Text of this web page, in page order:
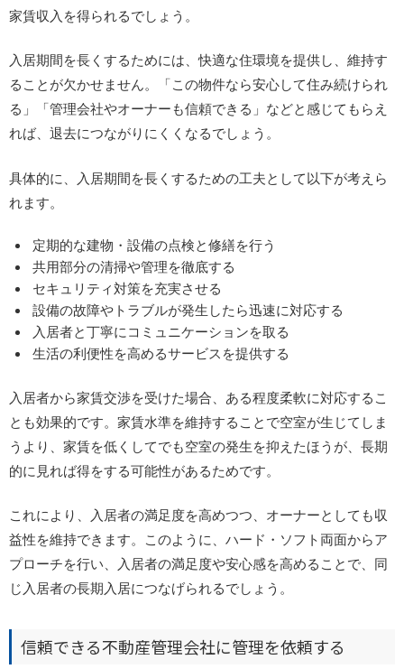
家賃収入を得られるでしょう。
入居期間を長くするためには、快適な住環境を提供し、維持す
ることが欠かせません。「この物件なら安心して住み続けられ
る」「管理会社やオーナーも信頼できる」などと感じてもらえ
れば、退去につながりにくくなるでしょう。
具体的に、入居期間を長くするための工夫として以下が考えら
れます。
定期的な建物・設備の点検と修繕を行う
共用部分の清掃や管理を徹底する
セキュリティ対策を充実させる
設備の故障やトラブルが発生したら迅速に対応する
入居者と丁寧にコミュニケーションを取る
生活の利便性を高めるサービスを提供する
入居者から家賃交渉を受けた場合、ある程度柔軟に対応するこ
とも効果的です。家賃水準を維持することで空室が生じてしま
うより、家賃を低くしてでも空室の発生を抑えたほうが、長期
的に見れば得をする可能性があるためです。
これにより、入居者の満足度を高めつつ、オーナーとしても収
益性を維持できます。このように、ハード・ソフト両面からア
プローチを行い、入居者の満足度や安心感を高めることで、同
じ入居者の長期入居につなげられるでしょう。
信頼できる不動産管理会社に管理を依頼する